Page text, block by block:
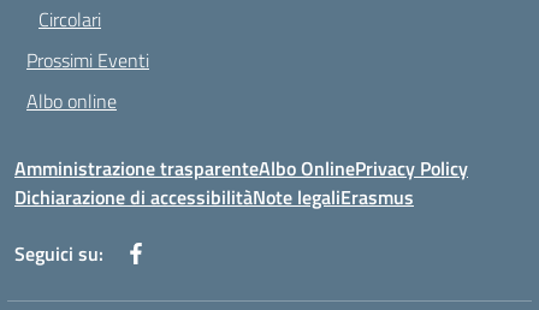
Circolari
Prossimi Eventi
Albo online
Amministrazione trasparenteAlbo OnlinePrivacy Policy
Dichiarazione di accessibilitàNote legaliErasmus
Seguici su: